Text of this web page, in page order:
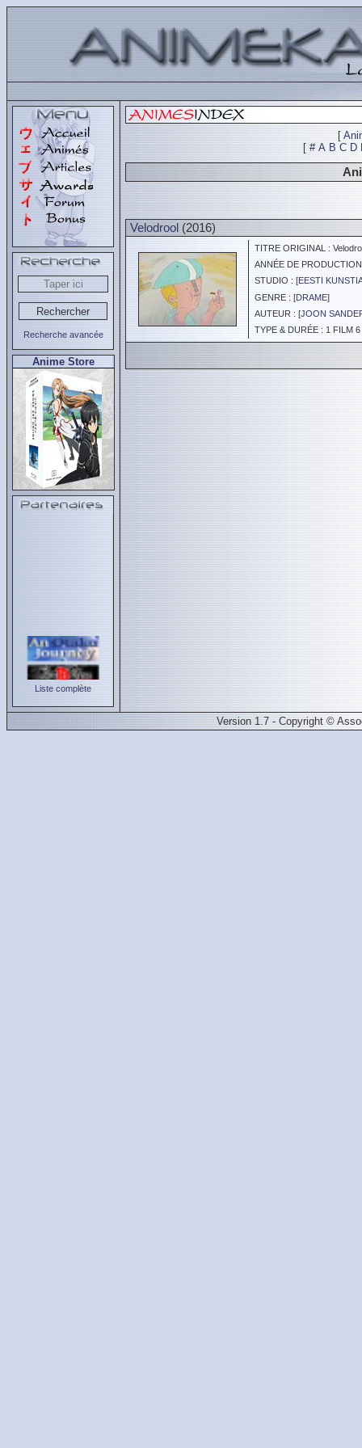
Recherche avancée
Anime Store
Liste complète
[
[ # A B C D
Velodrool (2016)
TITRE ORIGINAL :
ANNÉE DE
STUDIO : [EESTI
GENRE : [DRAME]
AUTEUR : [JOON
TYPE & DURÉE : 1 FILM
Version 1.7 - Copyright ©